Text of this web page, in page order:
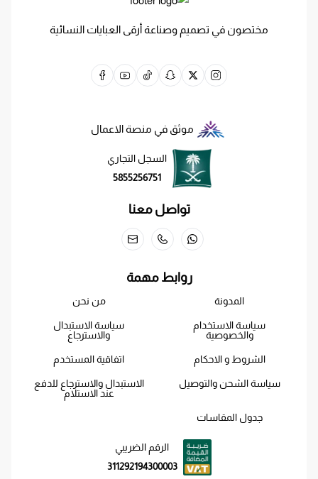
مختصون في تصميم وصناعة أرقى العبايات النسائية
موثق في منصة الاعمال
السجل التجاري
5855256751
تواصل معنا
روابط مهمة
المدونة من نحن
سياسة الاستخدام
والخصوصية
سياسة الاستبدال
والاسترجاع
الشروط و الاحكام اتفاقية المستخدم
سياسة الشحن والتوصيل
الاستبدال والاسترجاع للدفع
عند الاستلام
جدول المقاسات
الرقم الضريبي
311292194300003